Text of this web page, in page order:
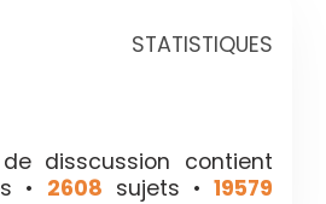
STATISTIQUES
disscussion contient
• 2608 sujets •19579